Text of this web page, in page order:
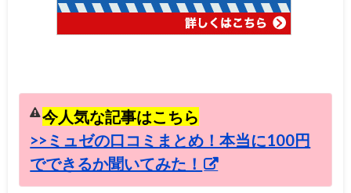
今人気な記事はこちら
>>ミュゼの口コミまとめ！本当に100円
でできるか聞いてみた！